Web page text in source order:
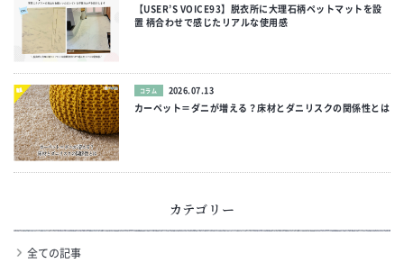
【USER’S VOICE93】脱衣所に大理石柄ペットマットを設
置 柄合わせで感じたリアルな使用感
コラム 2026.07.13
カーペット＝ダニが増える？床材とダニリスクの関係性とは
カテゴリー
全ての記事